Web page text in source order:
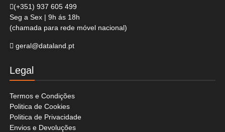
(+351) 937 605 499
Seg a Sex | 9h ás 18h
(chamada para rede móvel nacional)
geral@dataland.pt
Legal
Termos e Condições
Politica de Cookies
Politica de Privacidade
Envios e Devoluções